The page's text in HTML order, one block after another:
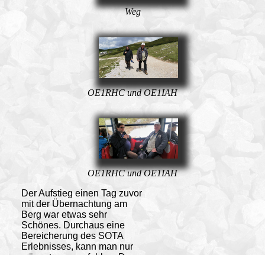
Weg
OE1RHC und OE1IAH
OE1RHC und OE1IAH
Der Aufstieg einen Tag zuvor
mit der Übernachtung am
Berg war etwas sehr
Schönes. Durchaus eine
Bereicherung des SOTA
Erlebnisses, kann man nur